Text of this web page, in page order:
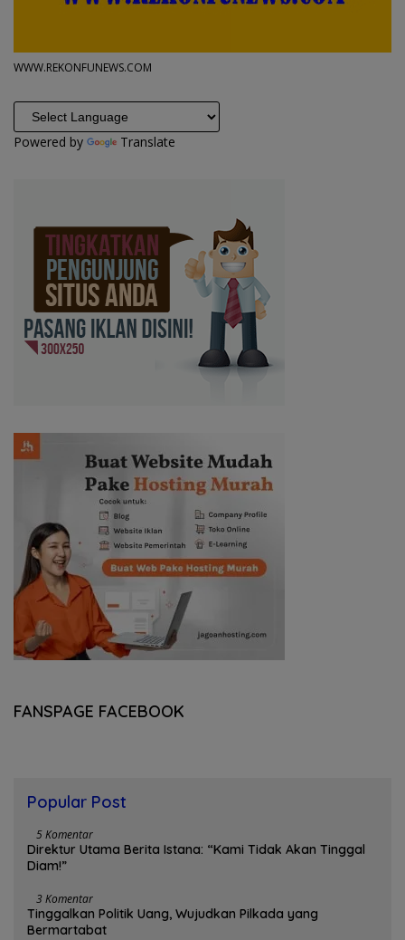
WWW.REKONFUNEWS.COM
Powered by Translate
FANSPAGE FACEBOOK
Popular Post
5 Komentar
Direktur Utama Berita Istana: “Kami Tidak Akan Tinggal
Diam!”
3 Komentar
Tinggalkan Politik Uang, Wujudkan Pilkada yang
Bermartabat